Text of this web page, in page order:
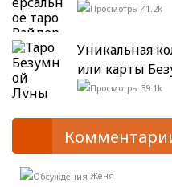
41.2k
Уникальная
или карты
39.1k
Женя